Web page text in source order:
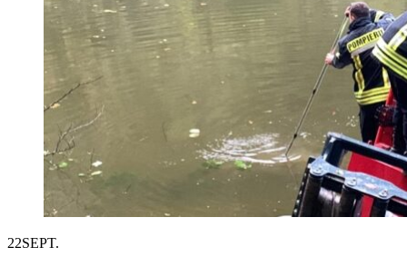
22SEPT.